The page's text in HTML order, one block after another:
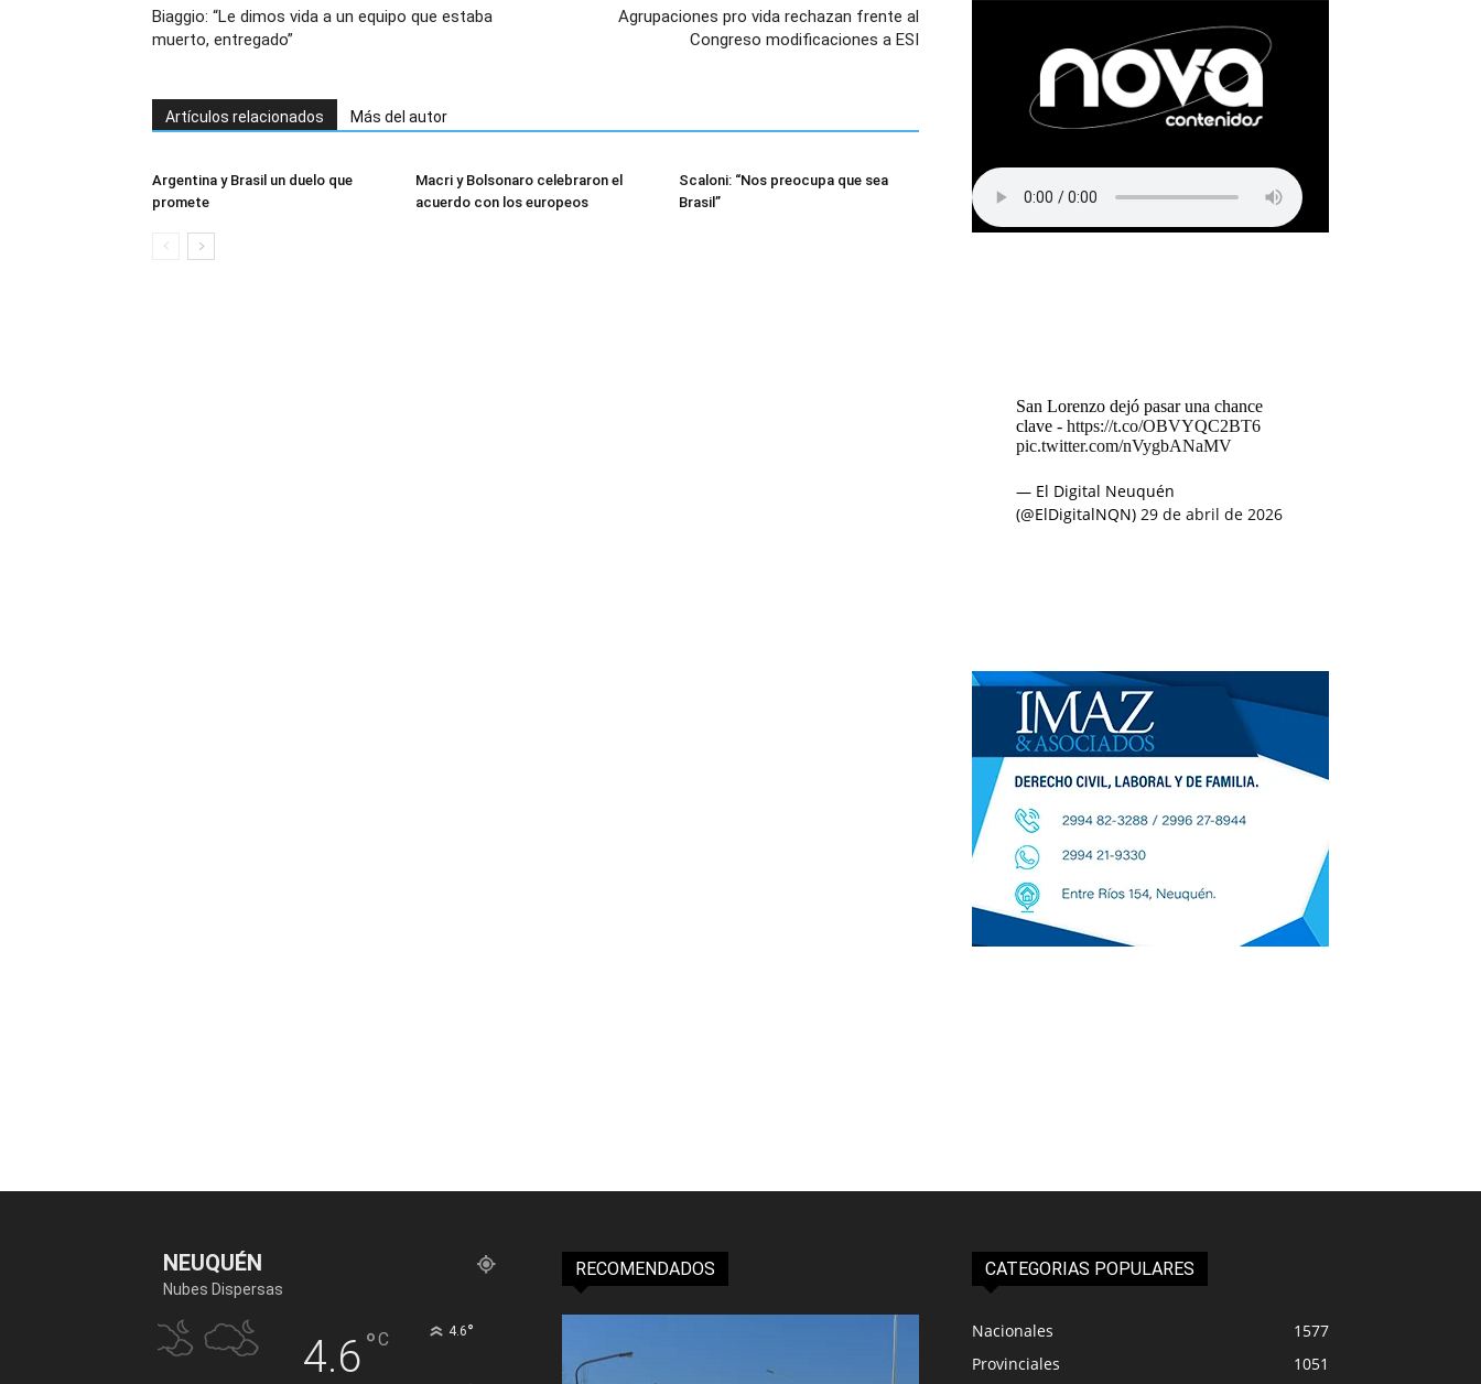
Biaggio: “Le dimos vida a un equipo que estaba
muerto, entregado”
Agrupaciones pro vida rechazan frente al
Congreso modificaciones a ESI
Artículos relacionados Más del autor
Argentina y Brasil un duelo que
promete
Macri y Bolsonaro celebraron el
acuerdo con los europeos
Scaloni: “Nos preocupa que sea
Brasil”
San Lorenzo dejó pasar una chance
clave - https://t.co/OBVYQC2BT6
pic.twitter.com/nVygbANaMV
— El Digital Neuquén
(@ElDigitalNQN) 29 de abril de 2026
NEUQUÉN
Nubes Dispersas
4.6°C 4.6°
RECOMENDADOS CATEGORIAS POPULARES
Nacionales
1577
Provinciales
1051